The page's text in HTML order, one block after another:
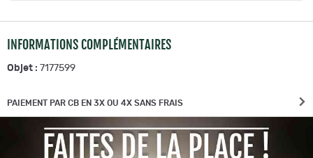
INFORMATIONS COMPLÉMENTAIRES
Objet : 7177599
PAIEMENT PAR CB EN 3X OU 4X SANS FRAIS